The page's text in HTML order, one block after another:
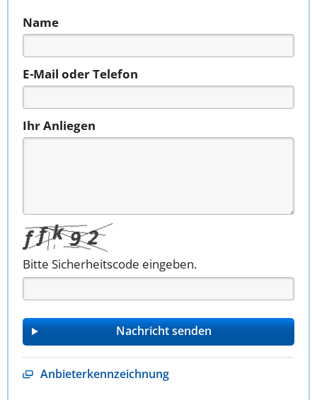
Name
E-Mail oder Telefon
Ihr Anliegen
Bitte Sicherheitscode eingeben.
Anbieterkennzeichnung